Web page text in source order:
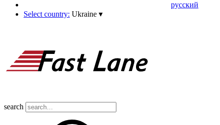
pусский
Select country: Ukraine ▾
search